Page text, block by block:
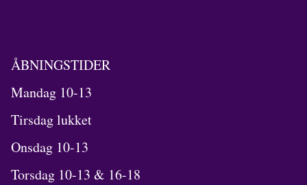
ÅBNINGSTIDER
Mandag 10-13
Tirsdag lukket
Onsdag 10-13
Torsdag 10-13 & 16-18